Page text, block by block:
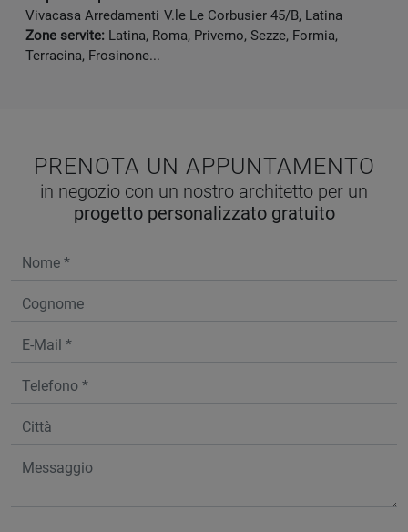
Vivacasa Arredamenti V.le Le Corbusier 45/B, Latina
Zone servite: Latina, Roma, Priverno, Sezze, Formia,
Terracina, Frosinone...
PRENOTA UN APPUNTAMENTO
in negozio con un nostro architetto per un
progetto personalizzato gratuito